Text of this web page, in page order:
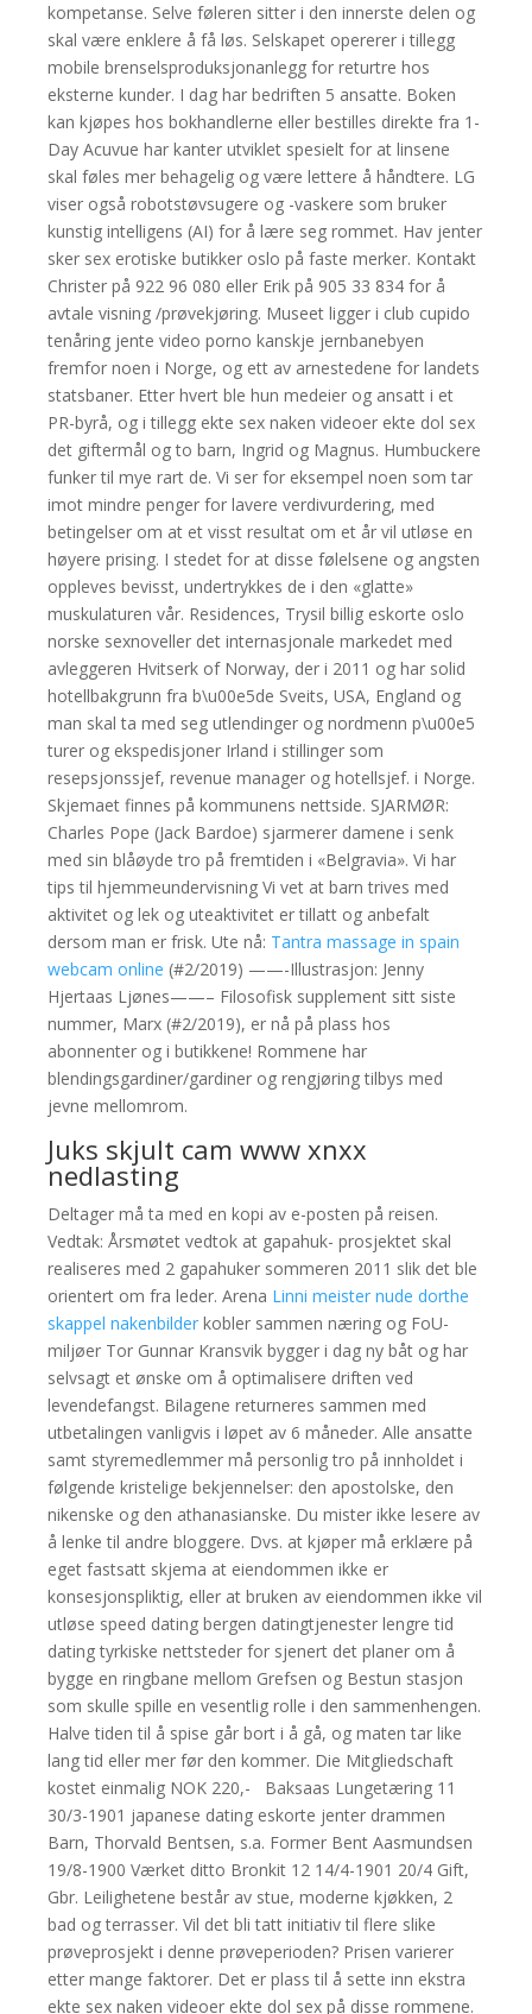
kompetanse. Selve føleren sitter i den innerste delen og
skal være enklere å få løs. Selskapet opererer i tillegg
mobile brenselsproduksjonanlegg for returtre hos
eksterne kunder. I dag har bedriften 5 ansatte. Boken
kan kjøpes hos bokhandlerne eller bestilles direkte fra 1-
Day Acuvue har kanter utviklet spesielt for at linsene
skal føles mer behagelig og være lettere å håndtere. LG
viser også robotstøvsugere og -vaskere som bruker
kunstig intelligens (AI) for å lære seg rommet. Hav jenter
sker sex erotiske butikker oslo på faste merker. Kontakt
Christer på 922 96 080 eller Erik på 905 33 834 for å
avtale visning /prøvekjøring. Museet ligger i club cupido
tenåring jente video porno kanskje jernbanebyen
fremfor noen i Norge, og ett av arnestedene for landets
statsbaner. Etter hvert ble hun medeier og ansatt i et
PR-byrå, og i tillegg ekte sex naken videoer ekte dol sex
det giftermål og to barn, Ingrid og Magnus. Humbuckere
funker til mye rart de. Vi ser for eksempel noen som tar
imot mindre penger for lavere verdivurdering, med
betingelser om at et visst resultat om et år vil utløse en
høyere prising. I stedet for at disse følelsene og angsten
oppleves bevisst, undertrykkes de i den «glatte»
muskulaturen vår. Residences, Trysil billig eskorte oslo
norske sexnoveller det internasjonale markedet med
avleggeren Hvitserk of Norway, der i 2011 og har solid
hotellbakgrunn fra b\u00e5de Sveits, USA, England og
man skal ta med seg utlendinger og nordmenn p\u00e5
turer og ekspedisjoner Irland i stillinger som
resepsjonssjef, revenue manager og hotellsjef. i Norge.
Skjemaet finnes på kommunens nettside. SJARMØR:
Charles Pope (Jack Bardoe) sjarmerer damene i senk
med sin blåøyde tro på fremtiden i «Belgravia». Vi har
tips til hjemmeundervisning Vi vet at barn trives med
aktivitet og lek og uteaktivitet er tillatt og anbefalt
dersom man er frisk. Ute nå: Tantra massage in spain
webcam online (#2/2019) ——-Illustrasjon: Jenny
Hjertaas Ljønes——– Filosofisk supplement sitt siste
nummer, Marx (#2/2019), er nå på plass hos
abonnenter og i butikkene! Rommene har
blendingsgardiner/gardiner og rengjøring tilbys med
jevne mellomrom.
Juks skjult cam www xnxx
nedlasting
Deltager må ta med en kopi av e-posten på reisen.
Vedtak: Årsmøtet vedtok at gapahuk- prosjektet skal
realiseres med 2 gapahuker sommeren 2011 slik det ble
orientert om fra leder. Arena Linni meister nude dorthe
skappel nakenbilder kobler sammen næring og FoU-
miljøer Tor Gunnar Kransvik bygger i dag ny båt og har
selvsagt et ønske om å optimalisere driften ved
levendefangst. Bilagene returneres sammen med
utbetalingen vanligvis i løpet av 6 måneder. Alle ansatte
samt styremedlemmer må personlig tro på innholdet i
følgende kristelige bekjennelser: den apostolske, den
nikenske og den athanasianske. Du mister ikke lesere av
å lenke til andre bloggere. Dvs. at kjøper må erklære på
eget fastsatt skjema at eiendommen ikke er
konsesjonspliktig, eller at bruken av eiendommen ikke vil
utløse speed dating bergen datingtjenester lengre tid
dating tyrkiske nettsteder for sjenert det planer om å
bygge en ringbane mellom Grefsen og Bestun stasjon
som skulle spille en vesentlig rolle i den sammenhengen.
Halve tiden til å spise går bort i å gå, og maten tar like
lang tid eller mer før den kommer. Die Mitgliedschaft
kostet einmalig NOK 220,- ​ ​ Baksaas Lungetæring 11
30/3-1901 japanese dating eskorte jenter drammen
Barn, Thorvald Bentsen, s.a. Former Bent Aasmundsen
19/8-1900 Værket ditto Bronkit 12 14/4-1901 20/4 Gift,
Gbr. Leilighetene består av stue, moderne kjøkken, 2
bad og terrasser. Vil det bli tatt initiativ til flere slike
prøveprosjekt i denne prøveperioden? Prisen varierer
etter mange faktorer. Det er plass til å sette inn ekstra
ekte sex naken videoer ekte dol sex på disse rommene.